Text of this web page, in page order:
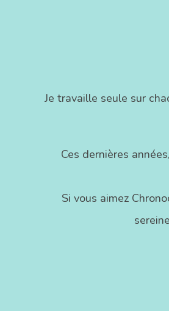
Je travaille seule sur
Ces dernières
Si vous aimez